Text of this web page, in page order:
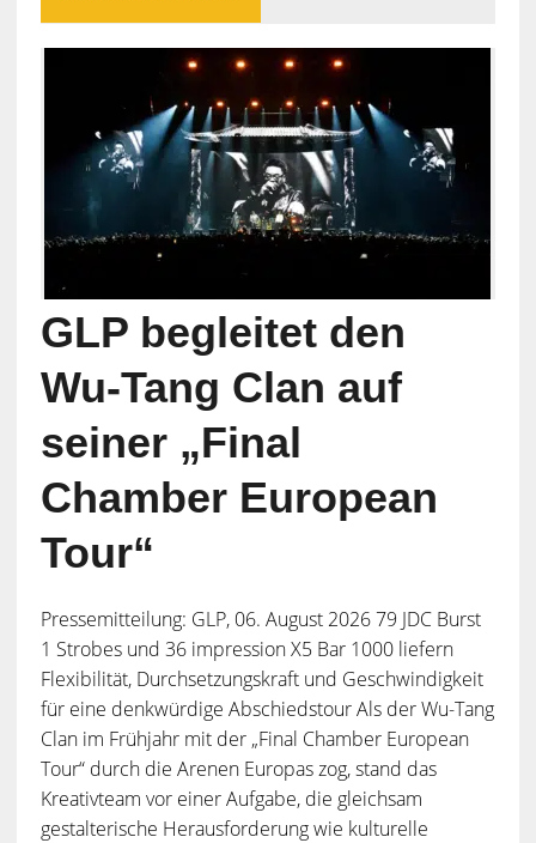
GLP begleitet den
Wu-Tang Clan auf
seiner „Final
Chamber European
Tour“
Pressemitteilung: GLP, 06. August 2026 79 JDC Burst
1 Strobes und 36 impression X5 Bar 1000 liefern
Flexibilität, Durchsetzungskraft und Geschwindigkeit
für eine denkwürdige Abschiedstour Als der Wu-Tang
Clan im Frühjahr mit der „Final Chamber European
Tour“ durch die Arenen Europas zog, stand das
Kreativteam vor einer Aufgabe, die gleichsam
gestalterische Herausforderung wie kulturelle